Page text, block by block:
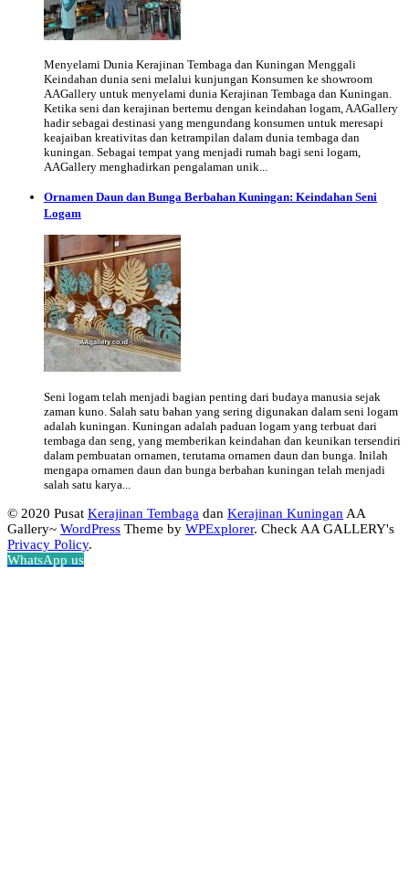
Menyelami Dunia Kerajinan Tembaga dan Kuningan Menggali
Keindahan dunia seni melalui kunjungan Konsumen ke showroom
AAGallery untuk menyelami dunia Kerajinan Tembaga dan Kuningan.
Ketika seni dan kerajinan bertemu dengan keindahan logam, AAGallery
hadir sebagai destinasi yang mengundang konsumen untuk meresapi
keajaiban kreativitas dan ketrampilan dalam dunia tembaga dan
kuningan. Sebagai tempat yang menjadi rumah bagi seni logam,
AAGallery menghadirkan pengalaman unik...
Ornamen Daun dan Bunga Berbahan Kuningan: Keindahan Seni
Logam
Seni logam telah menjadi bagian penting dari budaya manusia sejak
zaman kuno. Salah satu bahan yang sering digunakan dalam seni logam
adalah kuningan. Kuningan adalah paduan logam yang terbuat dari
tembaga dan seng, yang memberikan keindahan dan keunikan tersendiri
dalam pembuatan ornamen, terutama ornamen daun dan bunga. Inilah
mengapa ornamen daun dan bunga berbahan kuningan telah menjadi
salah satu karya...
© 2020 Pusat Kerajinan Tembaga dan Kerajinan Kuningan AA
Gallery~ WordPress Theme by WPExplorer. Check AA GALLERY's
Privacy Policy.
WhatsApp us